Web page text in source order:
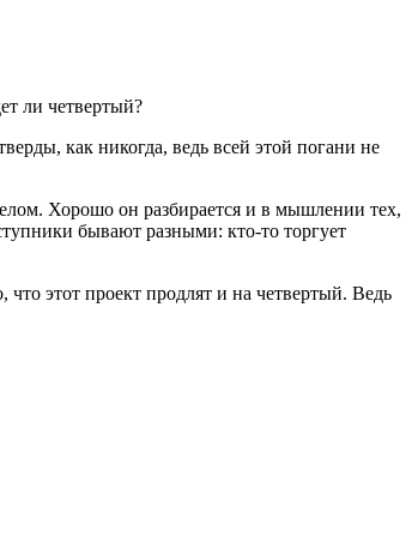
ли четвертый?
как никогда, ведь всей этой погани не
Хорошо он разбирается и в мышлении тех,
бывают разными: кто-то торгует
что этот проект продлят и на четвертый. Ведь